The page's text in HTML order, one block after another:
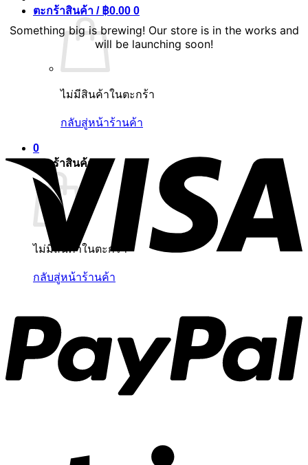
ตะกร้าสินค้า / ฿0.00 0
ไม่มีสินค้าในตะกร้า
กลับสู่หน้าร้านค้า
0
ตะกร้าสินค้า
ไม่มีสินค้าในตะกร้า
กลับสู่หน้าร้านค้า
Something big is brewing! Our store is in the works and
will be launching soon!